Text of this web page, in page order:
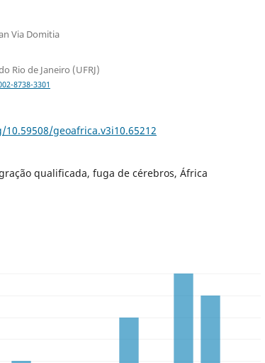
Via Domitia
Rio de Janeiro (UFRJ)
8738-3301
geoafrica.v3i10.65212
qualificada, fuga de cérebros, África